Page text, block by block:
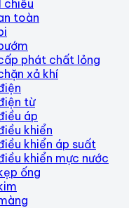
chiều
toàn
phát chất lỏng
xả khí
từ
áp
khiển
khiển áp suất
khiển mực nước
ống